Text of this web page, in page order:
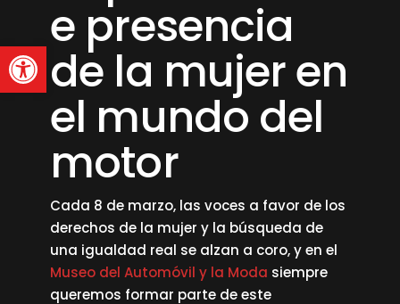
Abrir barra de
e presencia
de la mujer en
el mundo del
motor
Cada 8 de marzo, las voces a favor de los
derechos de la mujer y la búsqueda de
una igualdad real se alzan a coro, y en el
Museo del Automóvil y la Moda siempre
queremos formar parte de este